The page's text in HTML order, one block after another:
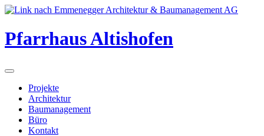
Pfarrhaus Altishofen
Projekte
Architektur
Baumanagement
Büro
Kontakt